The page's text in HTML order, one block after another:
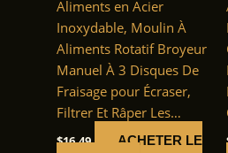
Aliments en Acier
Inoxydable, Moulin À
Aliments Rotatif Broyeur
Manuel À 3 Disques De
Fraisage pour Écraser,
Filtrer Et Râper Les…
$16.49
ACHETER LE